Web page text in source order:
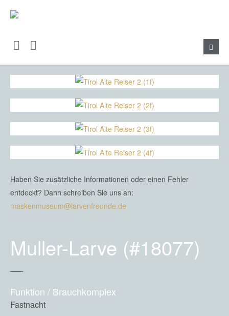
Haben Sie zusätzliche Informationen oder einen Fehler
entdeckt? Dann schreiben Sie uns an:
maskenmuseum@larvenfreunde.de
Muller-Larve (#18077)
Funktion / Brauchkomplex
Fastnacht